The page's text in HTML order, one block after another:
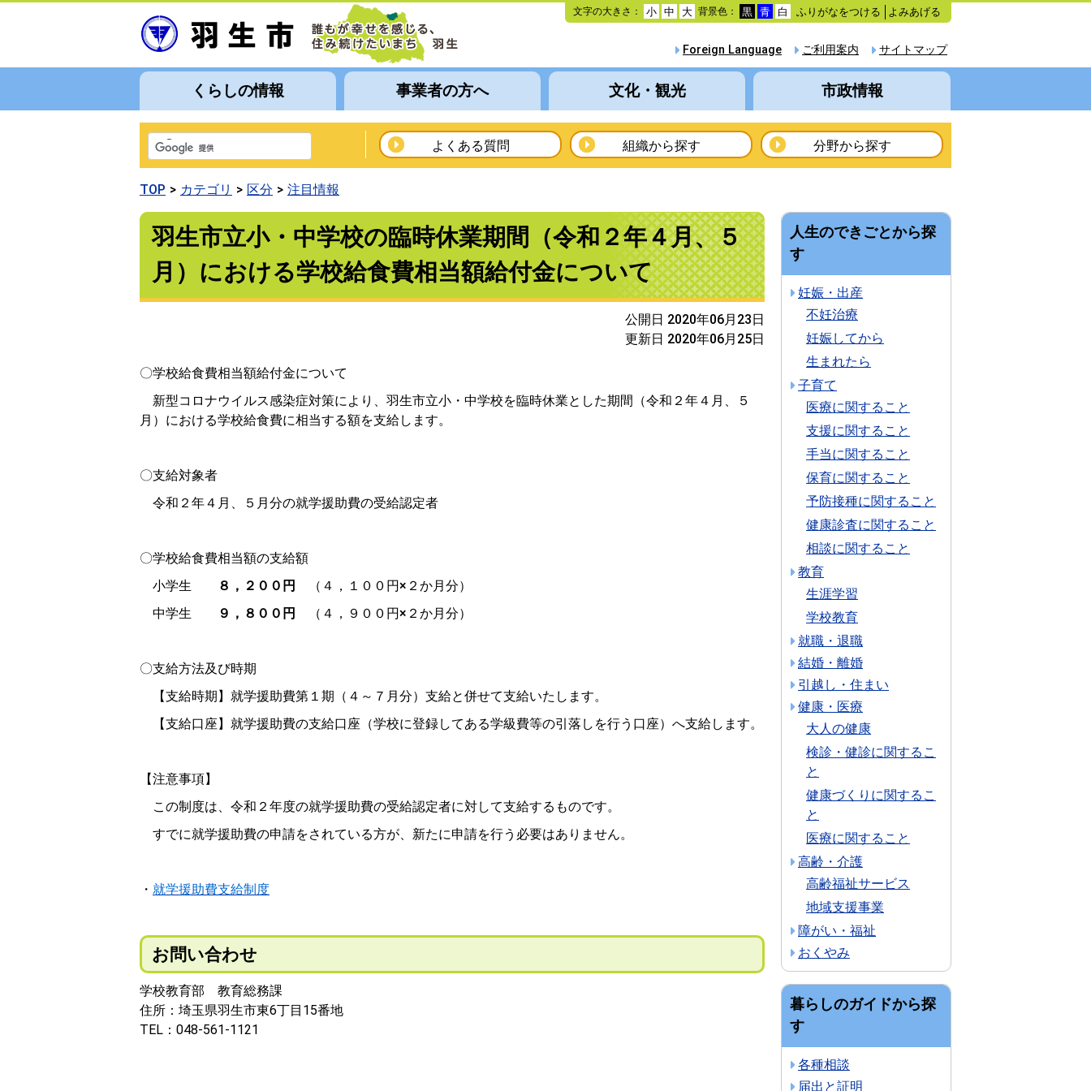
本
文
動
文字の大きさ： 小 中 大 背景色： 黒 青 白 ふりがなをつける よみあげる
サイトマップ
ご利用案内
Foreign Language
くらしの情報 事業者の方へ 文化・観光 市政情報
よくある質問 組織から探す 分野から探す
TOP カテゴリ 区分 注目情報
羽生市立小・中学校の臨時休業期間（令和２年４月、５
月）における学校給食費相当額給付金について
公開日 2020年06月23日
更新日 2020年06月25日
〇学校給食費相当額給付金について
新型コロナウイルス感染症対策により、羽生市立小・中学校を臨時休業とした期間（令和２年４月、５
月）における学校給食費に相当する額を支給します。
〇支給対象者
令和２年４月、５月分の就学援助費の受給認定者
〇学校給食費相当額の支給額
小学生
８，２００円
（４，１００円×２か月分）
中学生
９，８００円 （４，９００円×２か月分）
〇支給方法及び時期
【支給時期】就学援助費第１期（４～７月分）支給と併せて支給いたします。
【支給口座】就学援助費の支給口座（学校に登録してある学級費等の引落しを行う口座）へ支給します。
【注意事項】
この制度は、令和２年度の就学援助費の受給認定者に対して支給するものです。
すでに就学援助費の申請をされている方が、新たに申請を行う必要はありません。
・ 就学援助費支給制度
お問い合わせ
学校教育部 教育総務課
住所：埼玉県羽生市東6丁目15番地
TEL：048-561-1121
人生のできごとから探
す
妊娠・出産
不妊治療
妊娠してから
生まれたら
子育て
医療に関すること
支援に関すること
手当に関すること
保育に関すること
予防接種に関すること
健康診査に関すること
相談に関すること
教育
生涯学習
学校教育
就職・退職
結婚・離婚
引越し・住まい
健康・医療
大人の健康
検診・健診に関するこ
と
健康づくりに関するこ
と
医療に関すること
高齢・介護
高齢福祉サービス
地域支援事業
障がい・福祉
おくやみ
暮らしのガイドから探
す
各種相談
届出と証明